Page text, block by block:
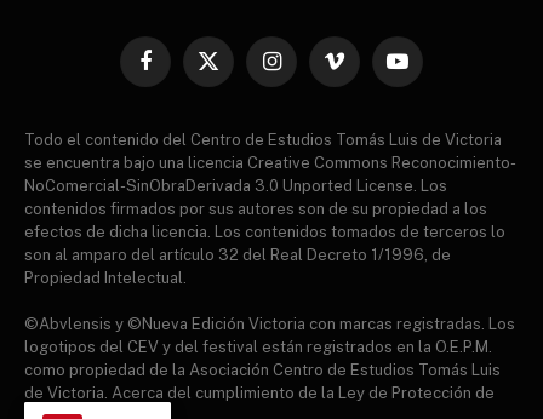
Facebook
X
InstagramVimeo YouTube
Todo el contenido del Centro de Estudios Tomás Luis de Victoria
se encuentra bajo una licencia Creative Commons Reconocimiento-
NoComercial-SinObraDerivada 3.0 Unported License. Los
contenidos firmados por sus autores son de su propiedad a los
efectos de dicha licencia. Los contenidos tomados de terceros lo
son al amparo del artículo 32 del Real Decreto 1/1996, de
Propiedad Intelectual.
©Abvlensis y ©Nueva Edición Victoria con marcas registradas. Los
logotipos del CEV y del festival están registrados en la O.E.P.M.
como propiedad de la Asociación Centro de Estudios Tomás Luis
de Victoria. Acerca del cumplimiento de la Ley de Protección de